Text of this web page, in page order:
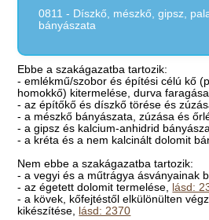
0811 - Díszkő, mészkő, gipsz,
bányászata
Ebbe a szakágazatba tartozik:
- emlékmű/szobor és építési célú kő
homokkő) kitermelése, durva
- az építőkő és díszkő törése és
- a mészkő bányászata, zúzása és
- a gipsz és kalcium-anhidrid
- a kréta és a nem kalcinált dolomit
Nem ebbe a szakágazatba tartozik:
- a vegyi és a műtrágya ásványainak
- az égetett dolomit termelése, lásd:
- a kövek, kőfejtéstől elkülönülten
kikészítése, lásd: 2370